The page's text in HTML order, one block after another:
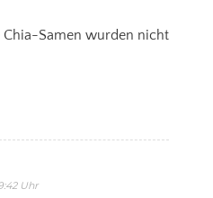
Chia-Samen wurden nicht
Uhr